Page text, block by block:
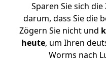
Sparen Sie sich
darum, dass Sie die
Zögern Sie nicht und
heute, um Ihren
Worms nach